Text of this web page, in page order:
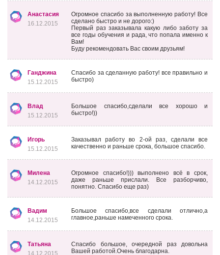
Анастасия
16.12.2015
Огромное спасибо за выполненную работу! Все
сделано быстро и не дорого:)
Первый раз заказывала какую либо заботу за
все годы обучения и рада, что попала именно к
Вам!
Буду рекомендовать Вас своим друзьям!
Ганджина
15.12.2015
Спасибо за сделанную работу! все правильно и
быстро)
Влад
15.12.2015
Большое спасибо,сделали все хорошо и
быстро!))
Игорь
15.12.2015
Заказывал работу во 2-ой раз, сделали все
качественно и раньше срока, большое спасибо.
Милена
14.12.2015
Огромное спасибо!))) выполнено всё в срок,
даже раньше прислали. Все разборчиво,
понятно. Спасибо еще раз)
Вадим
14.12.2015
Большое спасибо,все сделали отлично,а
главное,раньше намеченного срока.
Татьяна
14.12.2015
Спасибо большое, очередной раз довольна
Вашей работой.Очень благодарна.